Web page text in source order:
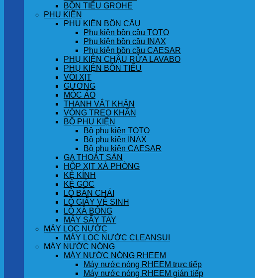
BỒN TIỂU GROHE
PHỤ KIỆN
PHỤ KIỆN BỒN CẦU
Phụ kiện bồn cầu TOTO
Phụ kiện bồn cầu INAX
Phụ kiện bồn cầu CAESAR
PHỤ KIỆN CHẬU RỬA LAVABO
PHỤ KIỆN BỒN TIỂU
VÒI XỊT
GƯƠNG
MÓC ÁO
THANH VẮT KHĂN
VÒNG TREO KHĂN
BỘ PHỤ KIỆN
Bộ phụ kiện TOTO
Bộ phụ kiện INAX
Bộ phụ kiện CAESAR
GA THOÁT SÀN
HỘP XỊT XÀ PHÒNG
KỆ KÍNH
KỆ GÓC
LÔ BÀN CHẢI
LÔ GIẤY VỆ SINH
LÔ XÀ BÔNG
MÁY SẤY TAY
MÁY LỌC NƯỚC
MÁY LỌC NƯỚC CLEANSUI
MÁY NƯỚC NÓNG
MÁY NƯỚC NÓNG RHEEM
Máy nước nóng RHEEM trực tiếp
Máy nước nóng RHEEM gián tiếp